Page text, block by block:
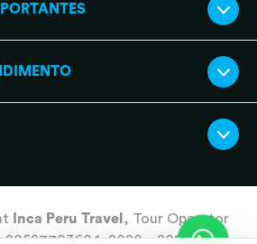
Inca Peru Travel , Tour Operator
20527703604. 2020 - 2026 All